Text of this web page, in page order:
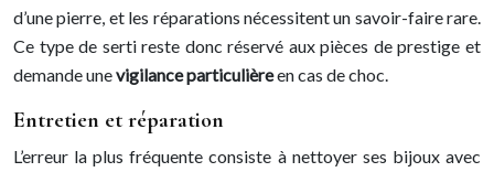
d’une pierre, et les réparations nécessitent un savoir-faire rare.
Ce type de serti reste donc réservé aux pièces de prestige et
demande unevigilance particulièreen cas de choc.
Entretien et réparation
L’erreur la plus fréquente consiste à nettoyer ses bijoux avec